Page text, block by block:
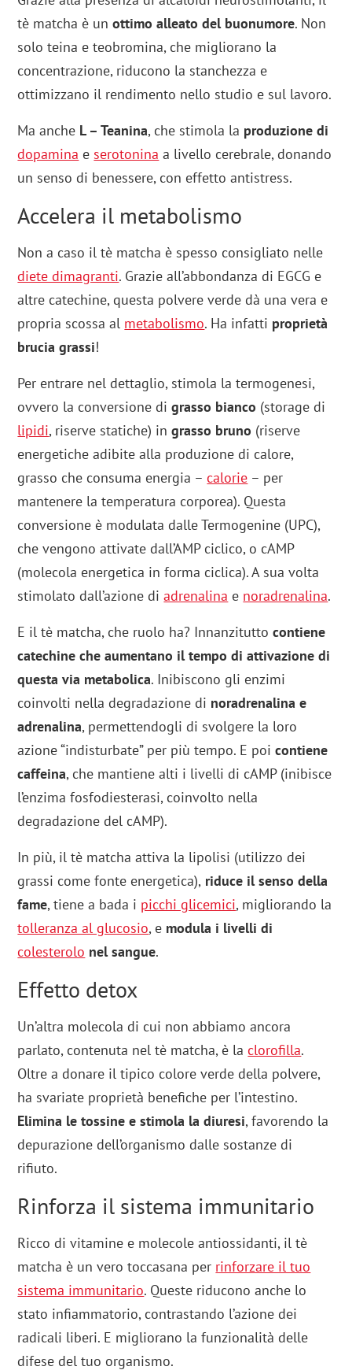
tè matcha è unottimo alleato del buonumore. Non
solo teina e teobromina, che migliorano la
concentrazione, riducono la stanchezza e
ottimizzano il rendimento nello studio e sul lavoro.
Ma anche L – Teanina, che stimola la produzione di
dopamina e serotonina a livello cerebrale, donando
un senso di benessere, con effetto antistress.
Accelera il metabolismo
Non a caso il tè matcha è spesso consigliato nelle
diete dimagranti. Grazie all’abbondanza di EGCG e
altre catechine, questa polvere verde dà una vera e
propria scossa al metabolismo. Ha infatti proprietà
brucia grassi!
Per entrare nel dettaglio, stimola la termogenesi,
ovvero la conversione digrasso bianco (storage di
lipidi, riserve statiche) ingrasso bruno (riserve
energetiche adibite alla produzione di calore,
grasso che consuma energia –calorie – per
mantenere la temperatura corporea). Questa
conversione è modulata dalle Termogenine (UPC),
che vengono attivate dall’AMP ciclico, o cAMP
(molecola energetica in forma ciclica). A sua volta
stimolato dall’azione diadrenalina e noradrenalina.
E il tè matcha, che ruolo ha? Innanzituttocontiene
catechine che aumentano il tempo di attivazione di
questa via metabolica. Inibiscono gli enzimi
coinvolti nella degradazione di noradrenalina e
adrenalina, permettendogli di svolgere la loro
azione “indisturbate” per più tempo. E poicontiene
caffeina, che mantiene alti i livelli di cAMP (inibisce
l’enzima fosfodiesterasi, coinvolto nella
degradazione del cAMP).
In più, il tè matcha attiva la lipolisi (utilizzo dei
grassi come fonte energetica), riduce il senso della
fame, tiene a bada i picchi glicemici, migliorando la
tolleranza al glucosio, e modula i livelli di
colesterolo nel sangue.
Effetto detox
Un’altra molecola di cui non abbiamo ancora
parlato, contenuta nel tè matcha, è laclorofilla.
Oltre a donare il tipico colore verde della polvere,
ha svariate proprietà benefiche per l’intestino.
Elimina le tossine e stimola la diuresi, favorendo la
depurazione dell’organismo dalle sostanze di
rifiuto.
Rinforza il sistema immunitario
Ricco di vitamine e molecole antiossidanti, il tè
matcha è un vero toccasana per rinforzare il tuo
sistema immunitario. Queste riducono anche lo
stato infiammatorio, contrastando l’azione dei
radicali liberi. E migliorano la funzionalità delle
difese del tuo organismo.